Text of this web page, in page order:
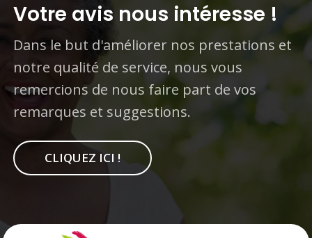
Votre avis nous intéresse !
Dans le but d'améliorer nos prestations et
notre qualité de service, nous vous
remercions de nous faire part de vos
remarques et suggestions.
CLIQUEZ ICI !